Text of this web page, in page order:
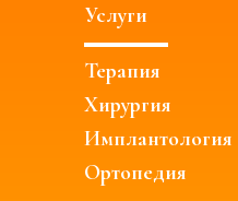
Услуги
Терапия
Хирургия
Имплантология
Ортопедия